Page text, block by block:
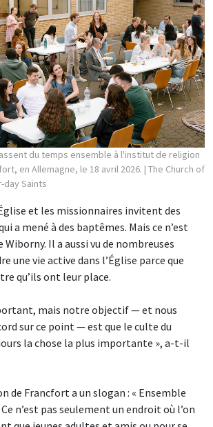
du temps ensemble à l'institut de religion
en Allemagne, le 18 avril 2026. | The Church of
day Saints
et les missionnaires invitent des
a mené à des baptêmes. Mais ce n’est
Il a aussi vu de nombreuses
une vie active dans l’Église parce que
qu’ils ont leur place.
mais notre objectif — et nous
sur ce point — est que le culte du
la chose la plus importante », a-t-il
de Francfort a un slogan : « Ensemble
n’est pas seulement un endroit où l’on